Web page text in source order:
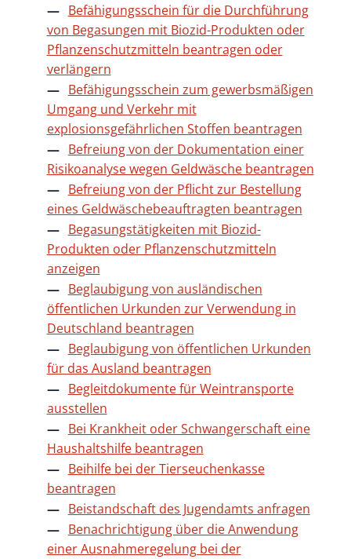
Befähigungsschein für die Durchführung
von Begasungen mit Biozid-Produkten oder
Pflanzenschutzmitteln beantragen oder
verlängern
Befähigungsschein zum gewerbsmäßigen
Umgang und Verkehr mit
explosionsgefährlichen Stoffen beantragen
Befreiung von der Dokumentation einer
Risikoanalyse wegen Geldwäsche beantragen
Befreiung von der Pflicht zur Bestellung
eines Geldwäschebeauftragten beantragen
Begasungstätigkeiten mit Biozid-
Produkten oder Pflanzenschutzmitteln
anzeigen
Beglaubigung von ausländischen
öffentlichen Urkunden zur Verwendung in
Deutschland beantragen
Beglaubigung von öffentlichen Urkunden
für das Ausland beantragen
Begleitdokumente für Weintransporte
ausstellen
Bei Krankheit oder Schwangerschaft eine
Haushaltshilfe beantragen
Beihilfe bei der Tierseuchenkasse
beantragen
Beistandschaft des Jugendamts anfragen
Benachrichtigung über die Anwendung
einer Ausnahmeregelung bei der